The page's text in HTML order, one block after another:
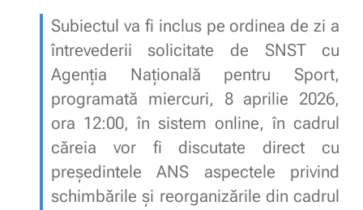
Subiectul va fi inclus pe ordinea de zi a
întrevederii solicitate de SNST cu
Agenția Națională pentru Sport,
programată miercuri, 8 aprilie 2026,
ora 12:00, în sistem online, în cadrul
căreia vor fi discutate direct cu
președintele ANS aspectele privind
schimbările și reorganizările din cadrul